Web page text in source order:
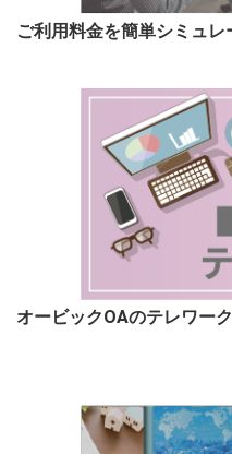
ご利用料金を簡単シミュレ
オービックOAのテレワーク